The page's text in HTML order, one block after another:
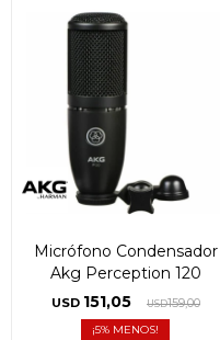
Micrófono Condensador
Akg Perception 120
USD 151,05 USD159,00
5